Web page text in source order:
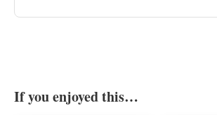
If you enjoyed this…